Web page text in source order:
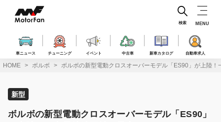
ス
車ニュース チューニング イベント 中古車 新車カタログ 自動車求人
検索 MENU
HOME ボルボ ボルボの新型電動クロスオーバーモデル「ES90」が上陸
新型
ボルボの新型電動クロスオーバーモデル「ES90」